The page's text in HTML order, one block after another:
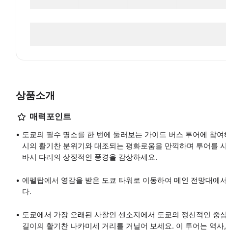
상품소개
매력포인트
도쿄의 필수 명소를 한 번에 둘러보는 가이드 버스 투어에 참
시의 활기찬 분위기와 대조되는 평화로움을 만끽하며 투어를
바시 다리의 상징적인 풍경을 감상하세요.
에펠탑에서 영감을 받은 도쿄 타워로 이동하여 메인 전망대
다.
도쿄에서 가장 오래된 사찰인 센소지에서 도쿄의 정신적인
길이의 활기찬 나카미세 거리를 거닐어 보세요. 이 투어는 역